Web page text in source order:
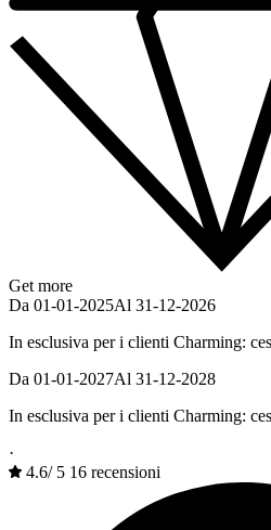
Get more
Da 01-01-2025Al 31-12-2026
In esclusiva per i clienti Charming:
Da 01-01-2027Al 31-12-2028
In esclusiva per i clienti Charming:
·
4.6/ 5 16 recensioni